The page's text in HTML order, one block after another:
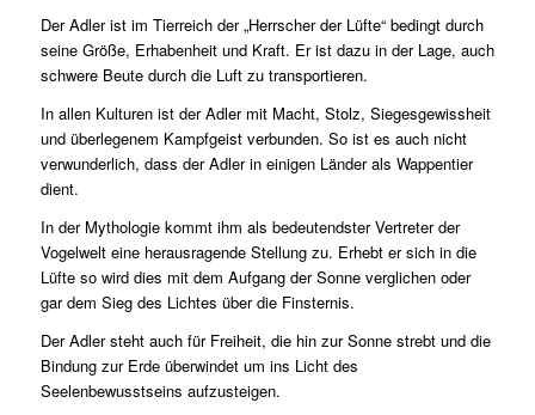
Der Adler ist im Tierreich der „Herrscher der Lüfte“ bedingt durch
seine Größe, Erhabenheit und Kraft. Er ist dazu in der Lage, auch
schwere Beute durch die Luft zu transportieren.
In allen Kulturen ist der Adler mit Macht, Stolz, Siegesgewissheit
und überlegenem Kampfgeist verbunden. So ist es auch nicht
verwunderlich, dass der Adler in einigen Länder als Wappentier
dient.
In der Mythologie kommt ihm als bedeutendster Vertreter der
Vogelwelt eine herausragende Stellung zu. Erhebt er sich in die
Lüfte so wird dies mit dem Aufgang der Sonne verglichen oder
gar dem Sieg des Lichtes über die Finsternis.
Der Adler steht auch für Freiheit, die hin zur Sonne strebt und die
Bindung zur Erde überwindet um ins Licht des
Seelenbewusstseins aufzusteigen.